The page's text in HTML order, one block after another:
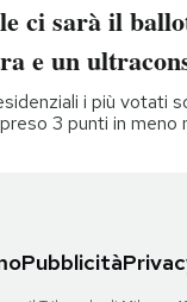
ci sarà il
e un
i più votati
3 punti in
Pubblicità